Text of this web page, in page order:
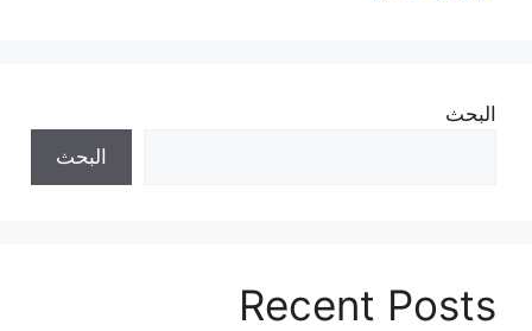
البحث
البحث
Recent Posts